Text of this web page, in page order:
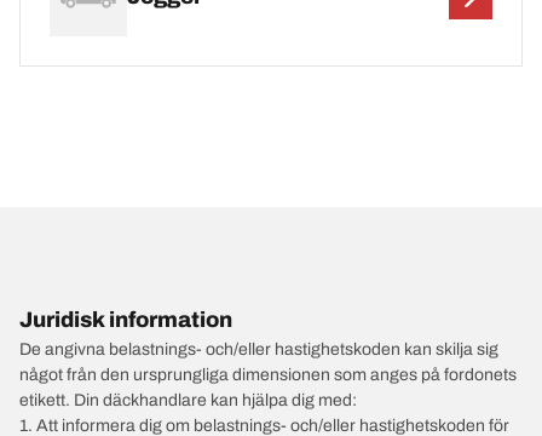
Juridisk information
De angivna belastnings- och/eller hastighetskoden kan skilja sig
något från den ursprungliga dimensionen som anges på fordonets
etikett. Din däckhandlare kan hjälpa dig med:
1. Att informera dig om belastnings- och/eller hastighetskoden för